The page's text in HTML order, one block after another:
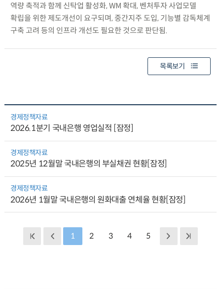
역량 축적과 함께 신탁업 활성화, WM 확대, 벤처투자 사업모델
확립을 위한 제도개선이 요구되며, 중간지주 도입, 기능별 감독체계
구축 고려 등의 인프라 개선도 필요한 것으로 판단됨.
목록보기
경제정책자료
2026.1분기 국내은행 영업실적 [잠정]
경제정책자료
2025년 12월말 국내은행의 부실채권 현황[잠정]
경제정책자료
2026년 1월말 국내은행의 원화대출 연체율 현황[잠정]
1 2 3 4 5